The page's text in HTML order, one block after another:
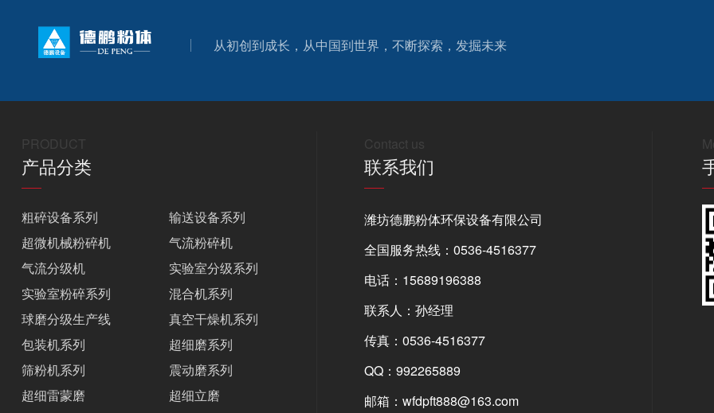
从初创到成长，从中国到世界，不断探索，发掘未来
PRODUCT
产品分类
粗碎设备系列
输送设备系列
超微机械粉碎机
气流粉碎机
气流分级机
实验室分级系列
实验室粉碎系列
混合机系列
球磨分级生产线
真空干燥机系列
包装机系列
超细磨系列
筛粉机系列
震动磨系列
超细雷蒙磨
超细立磨
Contact us
联系我们
潍坊德鹏粉体环保设备有限公司
全国服务热线：0536-4516377
电话：15689196388
联系人：孙经理
传真：0536-4516377
QQ：992265889
邮箱：wfdpft888@163.com